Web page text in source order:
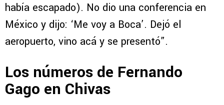
había escapado). No dio una conferencia en
México y dijo: ‘Me voy a Boca’. Dejó el
aeropuerto, vino acá y se presentó”.
Los números de Fernando
Gago en Chivas